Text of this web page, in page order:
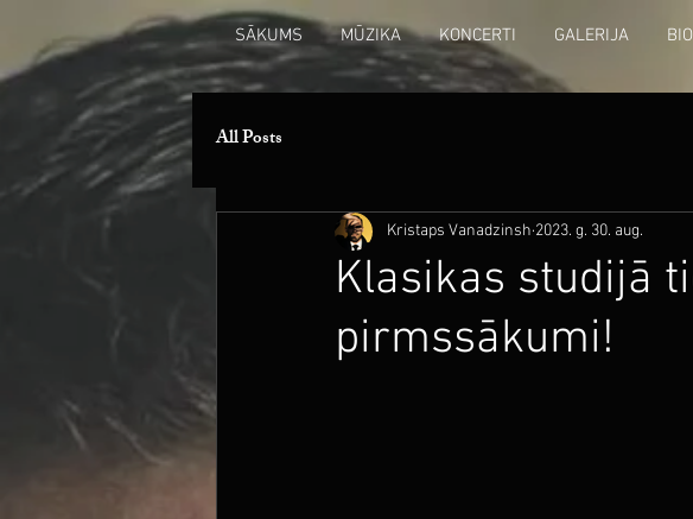
SĀKUMS MŪZIKA KONCERTI GALERIJA BIO
All Posts
Klasikas studijā
pirmssākumi!
Kristaps Vanadzinsh 2023. g. 30. aug.